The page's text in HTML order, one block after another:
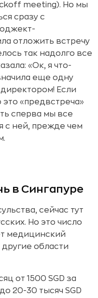
meeting). Но мы
сразу с
отложить встречу
так надолго все
«Ок, я что-
еще одну
Если
«предвстреча»
сперва мы все
с ней, прежде чем
в Сингапуре
сейчас тут
Но это число
медицинский
области
от 1500 SGD за
20-30 тысяч SGD